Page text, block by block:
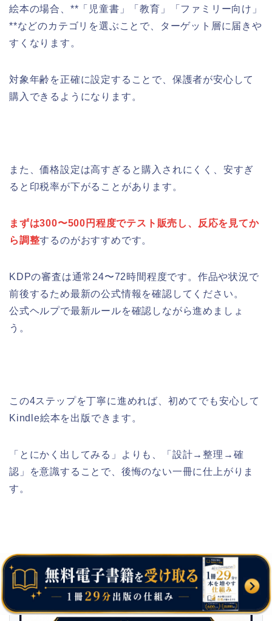
絵本の場合、**「児童書」「教育」「ファミリー向け」
**などのカテゴリを選ぶことで、ターゲット層に届きや
すくなります。
対象年齢を正確に設定することで、保護者が安心して
購入できるようになります。
また、価格設定は高すぎると購入されにくく、安すぎ
ると印税率が下がることがあります。
まずは300〜500円程度でテスト販売し、反応を見てか
ら調整するのがおすすめです。
KDPの審査は通常24〜72時間程度です。作品や状況で
前後するため最新の公式情報を確認してください。
公式ヘルプで最新ルールを確認しながら進めましょ
う。
この4ステップを丁寧に進めれば、初めてでも安心して
Kindle絵本を出版できます。
「とにかく出してみる」よりも、「設計→整理→確
認」を意識することで、後悔のない一冊に仕上がりま
す。
Kindle出版をもっと楽にしたい方へ